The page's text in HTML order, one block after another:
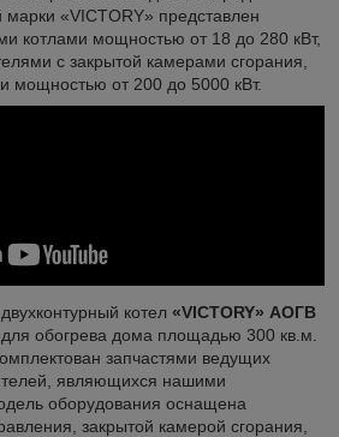
марки «VICTORY» представлен
котлами мощностью от 18 до 280 кВт,
с закрытой камерами сгорания,
мощностью от 200 до 5000 кВт.
котел «VICTORY» АОГВ
обогрева дома площадью 300 кв.м.
запчастями ведущих
являющихся нашими
оборудования оснащена
закрытой камерой сгорания,